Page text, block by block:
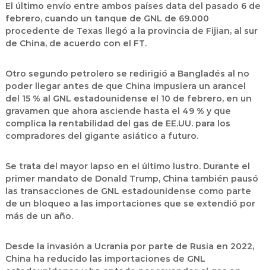
El último envío entre ambos países data del pasado 6 de
febrero, cuando un tanque de GNL de 69.000
procedente de Texas llegó a la provincia de Fijian, al sur
de China, de acuerdo con el FT.
Otro segundo petrolero se redirigió a Bangladés al no
poder llegar antes de que China impusiera un arancel
del 15 % al GNL estadounidense el 10 de febrero, en un
gravamen que ahora asciende hasta el 49 % y que
complica la rentabilidad del gas de EE.UU. para los
compradores del gigante asiático a futuro.
Se trata del mayor lapso en el último lustro. Durante el
primer mandato de Donald Trump, China también pausó
las transacciones de GNL estadounidense como parte
de un bloqueo a las importaciones que se extendió por
más de un año.
Desde la invasión a Ucrania por parte de Rusia en 2022,
China ha reducido las importaciones de GNL